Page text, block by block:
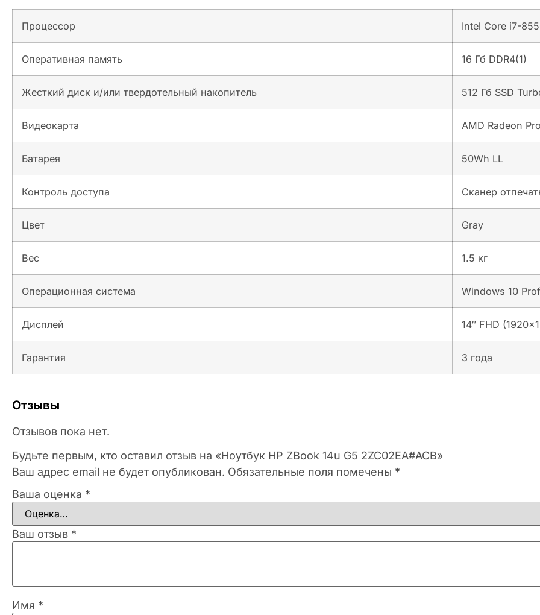
Процессор Intel Core i7-
Оперативная память 16 Гб DDR4(1)
Жесткий диск и/или твердотельный накопитель 512 Гб SSD
Видеокарта AMD Radeon
Батарея 50Wh LL
Контроль доступа Сканер
Цвет Gray
Вес 1.5 кг
Операционная система Windows 10
Дисплей 14″ FHD
Гарантия 3 года
Отзывы
Отзывов пока нет.
Будьте первым, кто оставил отзыв на «Ноутбук HP ZBook 14u G5 2ZC02EA#ACB»
Ваш адрес email не будет опубликован. Обязательные поля помечены *
Ваша оценка *
Ваш отзыв *
Имя *